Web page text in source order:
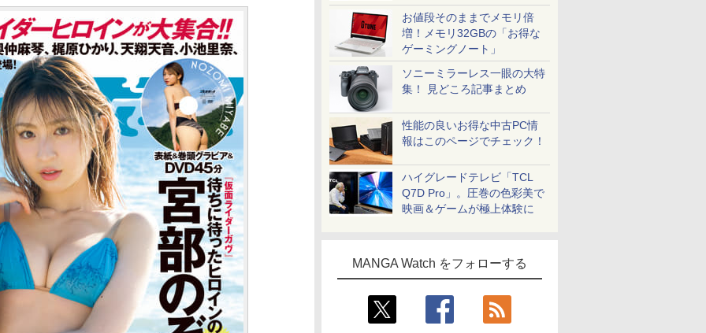
お値段そのままでメモリ倍
増！メモリ32GBの「お得な
ゲーミングノート」
ソニーミラーレス一眼の大特
集！ 見どころ記事まとめ
性能の良いお得な中古PC情
報はこのページでチェック！
ハイグレードテレビ「TCL
Q7D Pro」。圧巻の色彩美で
映画＆ゲームが極上体験に
MANGA Watch をフォローする